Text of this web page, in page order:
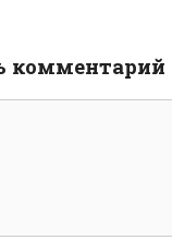
комментарий